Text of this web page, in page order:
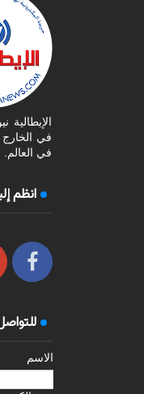
الإيطالية
في الخارج
في العالم.
انظم
الاسم